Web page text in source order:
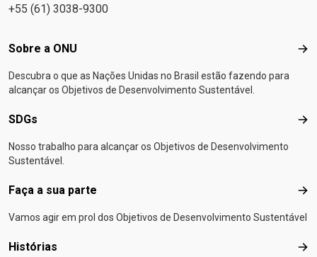
+55 (61) 3038-9300
Footer menu
Sobre a ONU
Descubra o que as Nações Unidas no Brasil estão fazendo para
alcançar os Objetivos de Desenvolvimento Sustentável.
SDGs
Nosso trabalho para alcançar os Objetivos de Desenvolvimento
Sustentável.
Faça a sua parte
Vamos agir em prol dos Objetivos de Desenvolvimento Sustentável
Histórias